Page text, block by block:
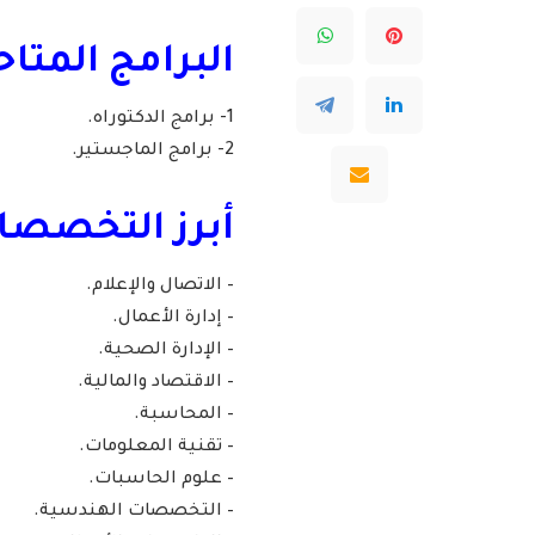
البرامج
1- برامج الدكتوراه.
2- برامج الماجستير.
أبرز
– الاتصال والإعلام.
– إدارة الأعمال.
– الإدارة الصحية.
– الاقتصاد والمالية.
– المحاسبة.
– تقنية المعلومات.
– علوم الحاسبات.
– التخصصات الهندسية.